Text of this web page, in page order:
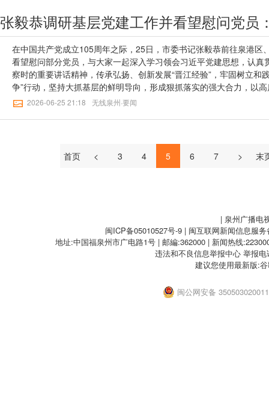
续做好新型工业化和新型城镇化“两篇文章”，以推动高质量发展实绩
调，要带头落实落实再落实。全面落实“四下基层”制度，强化重点工
抓落实，严肃换届纪律，整治形式主义为基层减负，进一步激发广
张毅恭强调，学习教育到了关键吃劲的时候，要坚持标准不降、力
改各项任务，推动学习教育走深走实、见行见效。张毅恭要求，当
下半年发展谋划，做好安全生产和防汛防台风工作，确保全年目标
了专题警示教育片。市委、市人大常委会、市政府、市政协领导，
院检察长出席。记者：魏佳媚 林鸿毅 汪龙波通讯员：谢曦【无线泉
二审：蒋筱雯【无线泉州】三审：欧阳可及 陈雄标
拼经济、大抓发展，扎实推进“抓项目、促发展”系列专项行动，勇当
军，21世纪“海丝名城”建设取得新成效。站在“十五五”新起点上，各
者要深入学习贯彻习近平党建思想，大力弘扬伟大建党精神，以榜
展“三争”行动，努力创造无愧于时代和人民的新业绩，以实际行动坚
个维护”。张毅恭强调，要一以贯之铸忠诚，坚持把党的政治建设摆
绩观，持续强化理论武装，在传承红色基因中坚定理想信念，不断提
治执行力。要一以贯之守初心，弘扬“四下基层”“马上就办、真抓实
群众路线，建好用好“两中心一平台”等载体，优化教育、医疗、养老
民群众的获得感、幸福感、安全感。要一以贯之促发展，坚持把招商
强”生产力空间格局；融入厦漳泉都市圈同城化，加快中心城市扩容
筹推进新型城镇化和乡村全面振兴。要一以贯之强党建，强化党建
在中国共产党成立105周年之际，25日，市委书记张毅恭前往泉港区
看望慰问部分党员，与大家一起深入学习领会习近平党建思想，认真
察时的重要讲话精神，传承弘扬、创新发展“晋江经验”，牢固树立和
争”行动，坚持大抓基层的鲜明导向，形成狠抓落实的强大合力，以
【点击下方观看视频↓↓】*视频版权所有，未经许可不得转载习近平
望大家把科研攻关和安全生产作为产业链党建重中之重，深化产教
质生产力，为打造世界级石化产业集群作出更大贡献。在惠安，“党
等情况，鼓励基层党组织坚持产量产能、生产生态、增产增收一起
帅”机制，不断提升“土特产”附加值；强化重点工作定期调度，提升
共享幸福家园。调研中，张毅恭与老党员曾淑婉亲切交流，并通过
日问候。张毅恭强调，全市上下要坚持党建引领，自觉运用习近平
扬伟大建党精神，推动党建工作与中心工作同频共振，纵深推进抓
配强基层党组织“领头雁”，建好用好“两中心一平台”，深化党建“三
范作用，凝心聚力加快建设21世纪“海丝名城”。市领导周小华、汤
2026-06-25 21:18 无线泉州·要闻
首页 < 3 4 5 6 7 > 末
| 泉州广播电
闽ICP备05010527号-9 | 闽互联网新闻信息服
地址:中国福泉州市广电路1号 | 邮編:362000 | 新闻热线
违法和不良信息举报中心 举报电
建议您使用最新版:
闽公网安备